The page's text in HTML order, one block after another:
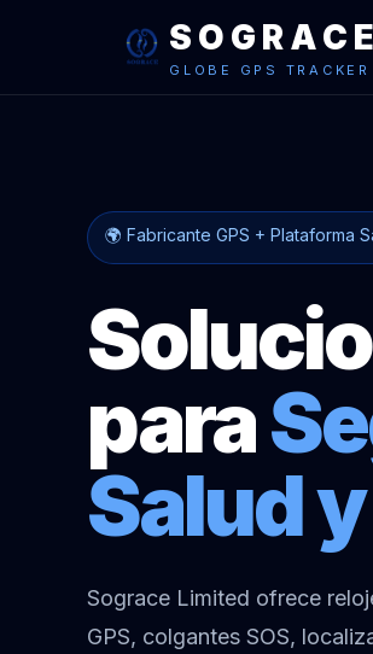
SOGRACE
GLOBE GPS TRACKER
🌍 Fabricante GPS + Plataforma
para
Salud
Sograce Limited ofrece
GPS, colgantes SOS,